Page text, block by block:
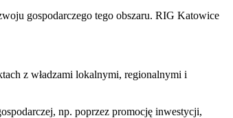
gospodarczego tego obszaru. RIG Katowice
z władzami lokalnymi, regionalnymi i
np. poprzez promocję inwestycji,